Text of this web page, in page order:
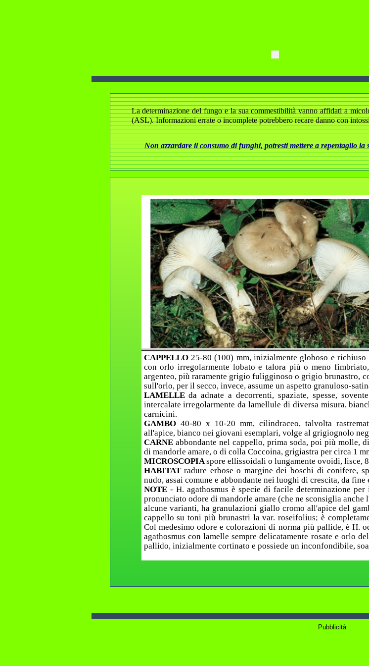
Pubblicità
La determinazione del fungo e la sua commestibilità vanno affidati a
(ASL). Informazioni errate o incomplete potrebbero recare danno con
Non azzardare il consumo di funghi, potresti mettere a repentaglio la
CAPPELLO 25-80 (100) mm, inizialmente globoso e
con orlo irregolarmente lobato e talora più o meno
argenteo, più raramente grigio fuligginoso o grigio brunastro,
sull'orlo, per il secco, invece, assume un aspetto granuloso-
LAMELLEda adnate a decorrenti, spaziate, spesse,
intercalate irregolarmente da lamellule di diversa misura,
carnicini.
GAMBO 40-80 x 10-20 mm, cilindraceo, talvolta
all'apice, bianco nei giovani esemplari, volge al grigiognolo
CARNE abbondante nel cappello, prima soda, poi più molle,
di mandorle amare, o di colla Coccoina, grigiastra per circa 1
MICROSCOPIAspore ellissoidali o lungamente ovoidi, lisce,
HABITATradure erbose o margine dei boschi di conifere,
nudo, assai comune e abbondante nei luoghi di crescita, da
NOTE - H. agathosmus è specie di facile determinazione
pronunciato odore di mandorle amare (che ne sconsiglia
alcune varianti, ha granulazioni giallo cromo all'apice del
cappello su toni più brunastri la var. roseifolius; è
Col medesimo odore e colorazioni di norma più pallide, è H.
agathosmus con lamelle sempre delicatamente rosate e orlo
pallido, inizialmente cortinato e possiede un inconfondibile,